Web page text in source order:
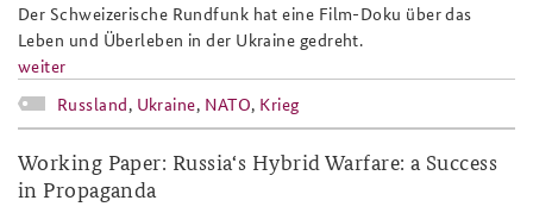
Der Schweizerische Rundfunk hat eine Film-Doku über das
Leben und Überleben in der Ukraine gedreht.
weiter
Russland, Ukraine, NATO, Krieg
Working Paper: Russia‘s Hybrid Warfare: a Success
in Propaganda